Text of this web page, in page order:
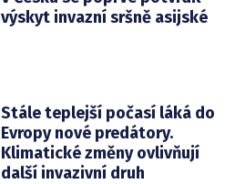
výskyt invazní sršně asijské
Stále teplejší počasí láká do
Evropy nové predátory.
Klimatické změny ovlivňují
další invazivní druh